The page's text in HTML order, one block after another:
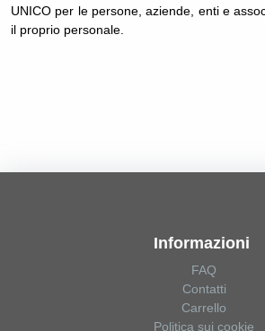
UNICO per le persone, aziende, enti e
il proprio personale.
Informazioni
FAQ
Contatti
Carrello
Politica sui cookie